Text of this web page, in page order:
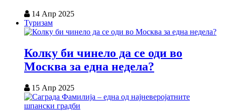
14 Апр 2025
Туризам
Колку би чинело да се оди во
Москва за една недела?
15 Апр 2025